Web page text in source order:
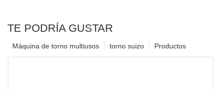
TE PODRÍA GUSTAR
Productos
torno suizo
Máquina de torno multiusos